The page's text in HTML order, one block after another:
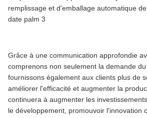
Grâce à une communication approfondie
comprenons non seulement la demande
fournissons également aux clients plus de
améliorer l'efficacité et augmenter la
continuera à augmenter les
le développement, promouvoir l'innovation